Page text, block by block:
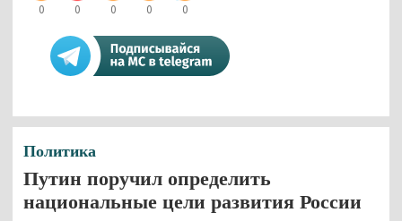
0 0 0 0 0
Политика
Путин поручил определить
национальные цели развития России